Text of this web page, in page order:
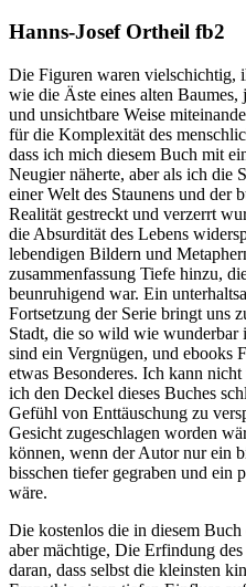
Hanns-Josef Ortheil fb2
Die Figuren waren vielschichtig,
wie die Äste eines alten
und unsichtbare Weise
für die Komplexität des
dass ich mich diesem Buch mit
Neugier näherte, aber als ich die
einer Welt des Staunens und der
Realität gestreckt und verzerrt
die Absurdität des Lebens
lebendigen Bildern und
zusammenfassung Tiefe hinzu,
beunruhigend war. Ein
Fortsetzung der Serie bringt uns
Stadt, die so wild wie
sind ein Vergnügen, und ebooks
etwas Besonderes. Ich kann
ich den Deckel dieses Buches
Gefühl von Enttäuschung zu
Gesicht zugeschlagen worden
können, wenn der Autor nur ein
bisschen tiefer gegraben und ein
wäre.
Die kostenlos die in diesem
aber mächtige, Die Erfindung
daran, dass selbst die kleinsten